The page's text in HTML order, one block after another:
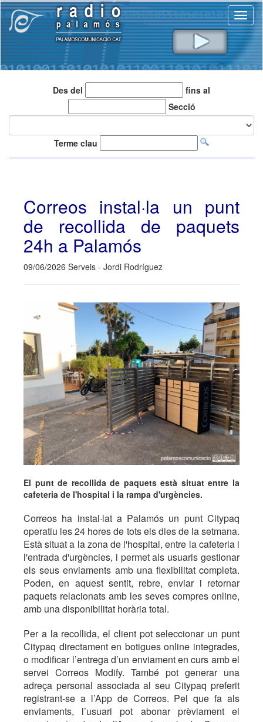
Des del
fins al
Secció
Terme clau
Correos instal·la un punt
de recollida de paquets
24h a Palamós
09/06/2026 Serveis - Jordi Rodríguez
El punt de recollida de paquets està situat entre la
cafeteria de l'hospital i la rampa d'urgències.
Correos ha instal·lat a Palamós un punt Citypaq
operatiu les 24 hores de tots els dies de la setmana.
Està situat a la zona de l'hospital, entre la cafeteria i
l'entrada d'urgències, i permet als usuaris gestionar
els seus enviaments amb una flexibilitat completa.
Poden, en aquest sentit, rebre, enviar i retornar
paquets relacionats amb les seves compres online,
amb una disponibilitat horària total.
Per a la recollida, el client pot seleccionar un punt
Citypaq directament en botigues online integrades,
o modificar l’entrega d’un enviament en curs amb el
servei Correos Modify. També pot generar una
adreça personal associada al seu Citypaq preferit
registrant-se a l’App de Correos. Pel que fa als
enviaments, l’usuari pot abonar prèviament el